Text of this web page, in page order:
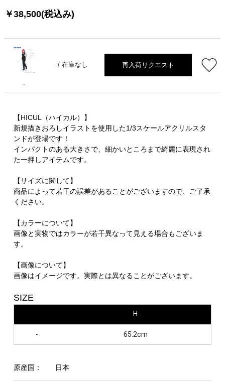
￥38,500(税込み)
-
- /在庫なし 再入荷リクエスト
【HICUL（ハイカル）】
新規描きおろしイラストを使用した1/3スケールアクリルスタ
ンドが登場です！
インパクトのある大きさで、細かいところまで綺麗に表現され
た一押しアイテムです。
【サイズに関して】
商品によって若干の誤差があることがございますので、ご了承
ください。
【カラーについて】
画像と実物ではカラーが若干異なって見える場合もございま
す。
【画像について】
画像はイメージです。実際とは異なることがございます。
SIZE
H
- 65.2cm
原産国： 日本